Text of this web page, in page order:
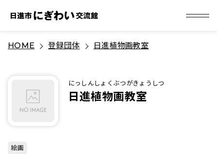
HOME 登録団体 日進植物画教室
にっしんしょくぶつがきょうしつ
日進植物画教室
絵画